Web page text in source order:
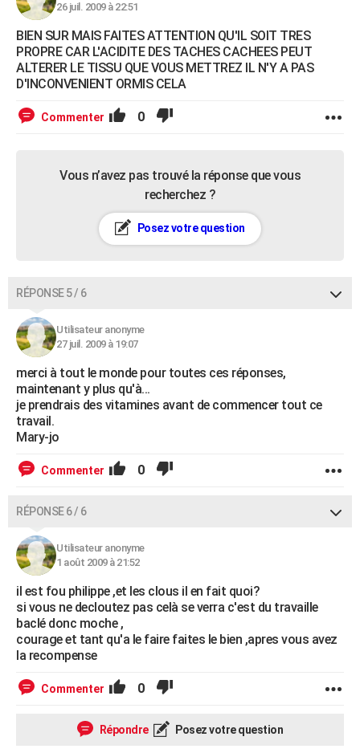
26 juil. 2009 à 22:51
BIEN SUR MAIS FAITES ATTENTION QU'IL SOIT TRES
PROPRE CAR L'ACIDITE DES TACHES CACHEES PEUT
ALTERER LE TISSU QUE VOUS METTREZ IL N'Y A PAS
D'INCONVENIENT ORMIS CELA
Commenter 0
Vous n’avez pas trouvé la réponse que vous
recherchez ?
Posez votre question
RÉPONSE 5 / 6
Utilisateur anonyme
27 juil. 2009 à 19:07
merci à tout le monde pour toutes ces réponses,
maintenant y plus qu'à...
je prendrais des vitamines avant de commencer tout ce
travail.
Mary-jo
Commenter 0
RÉPONSE 6 / 6
Utilisateur anonyme
1 août 2009 à 21:52
il est fou philippe ,et les clous il en fait quoi?
si vous ne decloutez pas celà se verra c'est du travaille
baclé donc moche ,
courage et tant qu'a le faire faites le bien ,apres vous avez
la recompense
Commenter 0
Répondre Posez votre question